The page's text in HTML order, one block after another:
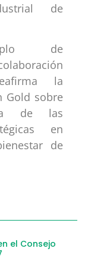
de
de
la
Gold sobre
de las
en
de
el Consejo